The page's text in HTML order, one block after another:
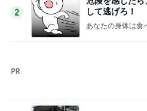
4
ピタリと当て
5